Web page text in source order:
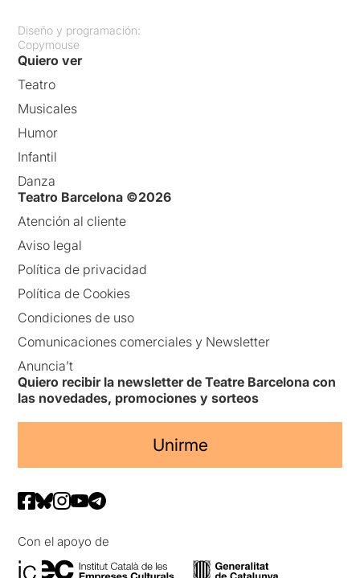
Diseño y programación:
Copymouse
Quiero ver
Teatro
Musicales
Humor
Infantil
Danza
Teatro Barcelona ©2026
Atención al cliente
Aviso legal
Política de privacidad
Política de Cookies
Condiciones de uso
Comunicaciones comerciales y Newsletter
Anuncia’t
Quiero recibir la newsletter de Teatre Barcelona con
las novedades, promociones y sorteos
Unirme
Con el apoyo de